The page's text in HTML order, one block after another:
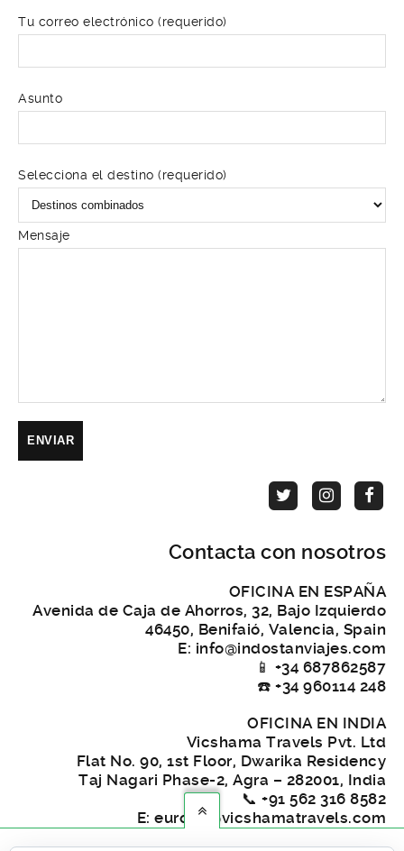
Tu correo electrónico (requerido)
Asunto
Selecciona el destino (requerido)
Mensaje
Contacta con nosotros
OFICINA EN ESPAÑA
Avenida de Caja de Ahorros, 32, Bajo Izquierdo
46450, Benifaió, Valencia, Spain
E: info@indostanviajes.com
📱 +34 687862587
☎️ +34 960114 248
OFICINA EN INDIA
Vicshama Travels Pvt. Ltd
Flat No. 90, 1st Floor, Dwarika Residency
Taj Nagari Phase-2, Agra – 282001, India
📞 +91 562 316 8582
E: europe@vicshamatravels.com